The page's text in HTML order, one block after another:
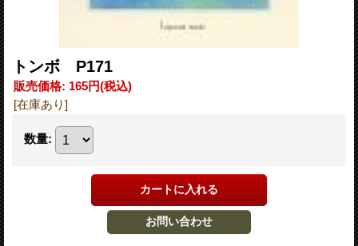
トンボ P171
販売価格: 165円(税込)
[在庫あり]
数量: